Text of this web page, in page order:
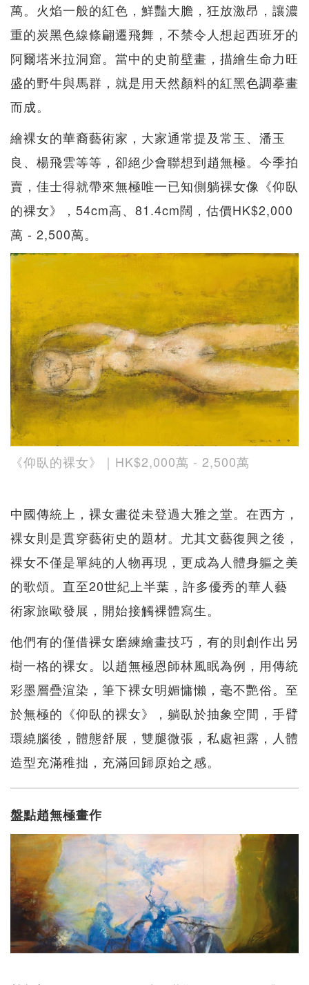
萬。火焰一般的紅色，鮮豔大膽，狂放激昂，讓濃
重的炭黑色線條翩遷飛舞，不禁令人想起西班牙的
阿爾塔米拉洞窟。當中的史前壁畫，描繪生命力旺
盛的野牛與馬群，就是用天然顏料的紅黑色調摹畫
而成。
繪裸女的華裔藝術家，大家通常提及常玉、潘玉
良、楊飛雲等等，卻絕少會聯想到趙無極。今季拍
賣，佳士得就帶來無極唯一已知側躺裸女像《仰臥
的裸女》，54cm高、81.4cm闊，估價HK$2,000
萬 - 2,500萬。
《仰臥的裸女》｜HK$2,000萬 - 2,500萬
中國傳統上，裸女畫從未登過大雅之堂。在西方，
裸女則是貫穿藝術史的題材。尤其文藝復興之後，
裸女不僅是單純的人物再現，更成為人體身軀之美
的歌頌。直至20世紀上半葉，許多優秀的華人藝
術家旅歐發展，開始接觸裸體寫生。
他們有的僅借裸女磨練繪畫技巧，有的則創作出另
樹一格的裸女。以趙無極恩師林風眠為例，用傳統
彩墨層疊渲染，筆下裸女明媚慵懶，毫不艷俗。至
於無極的《仰臥的裸女》，躺臥於抽象空間，手臂
環繞腦後，體態舒展，雙腿微張，私處袒露，人體
造型充滿稚拙，充滿回歸原始之感。
盤點趙無極畫作